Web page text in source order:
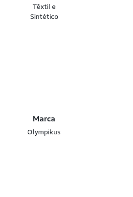
Têxtil e
Sintético
Marca
Olympikus